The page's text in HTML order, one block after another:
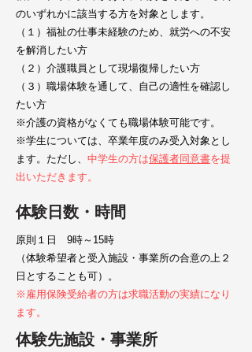
のいずれかに該当する方を対象とします。
（１）福祉の仕事未経験のため、就労への不安
を解消したい方
（２）介護職員として現場復帰したい方
（３）職場体験を通して、自己の適性を確認し
たい方
※介護の資格がなくても職場体験可能です。
※学生については、卒業年度のみ受入対象とし
ます。ただし、 中学生の方は保護者同意書を提
出いただきます。
体験日数・時間
原則１日 9時～15時
（体験希望者と受入施設・事業所の合意の上２
日とすることも可）。
※雇用保険受給者の方は求職活動の実績になり
ます。
体験先施設・事業所